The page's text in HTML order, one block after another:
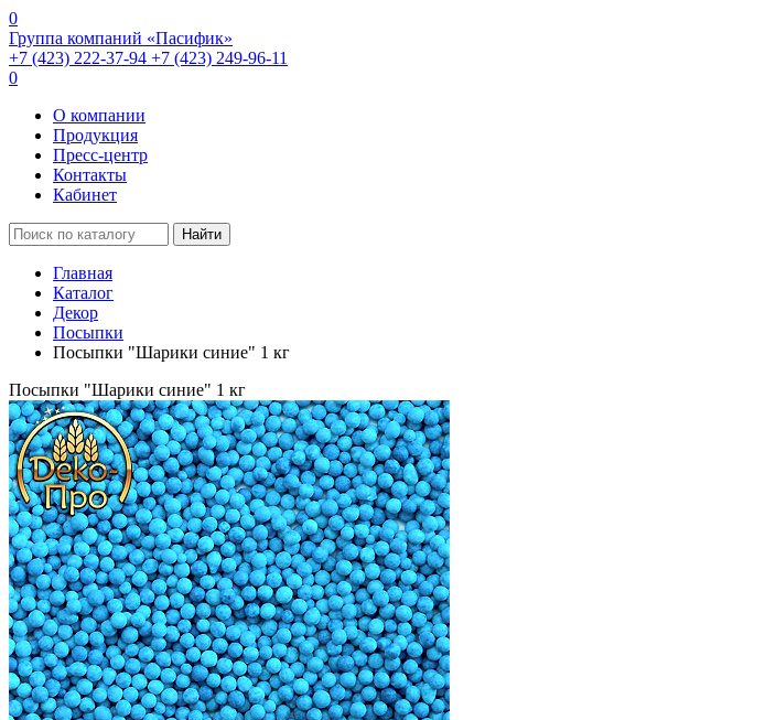
0
Группа компаний «Пасифик»
+7 (423) 222-37-94 +7 (423) 249-96-11
0
О компании
Продукция
Пресс-центр
Контакты
Кабинет
Найти
Главная
Каталог
Декор
Посыпки
Посыпки "Шарики синие" 1 кг
Посыпки "Шарики синие" 1 кг